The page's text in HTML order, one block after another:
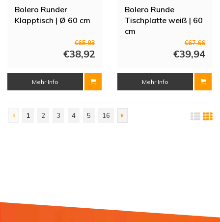
Bolero Runder
Klapptisch | Ø 60 cm
€65,93
€38,92
Mehr Info
Bolero Runde
Tischplatte weiß | 60
cm
€67,66
€39,94
Mehr Info
1 2 3 4 5 16